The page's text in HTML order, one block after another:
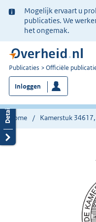
Ter
informatie:
Mogelijk ervaart u
publicaties. We
het ongemak.
U
bent
nu
hier:
Publicaties Officiële
Inloggen
Home Kamerstuk